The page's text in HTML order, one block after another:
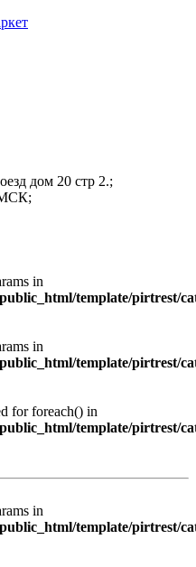
дом 20 стр 2.;
МСК;
in
template/pirtrest/
in
template/pirtrest/
for foreach() in
template/pirtrest/
in
template/pirtrest/